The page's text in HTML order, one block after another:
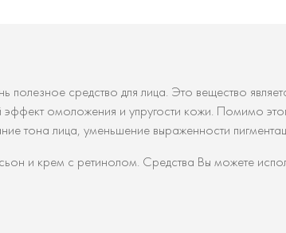
полезное средство для лица. Это вещество
омоложения и упругости кожи. Помимо
тона лица, уменьшение выраженности
и крем с ретинолом. Средства Вы можете